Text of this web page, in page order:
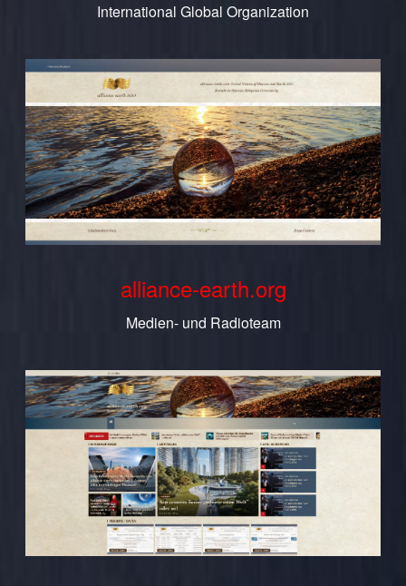
International Global Organization
alliance-earth.org
Medien- und Radioteam